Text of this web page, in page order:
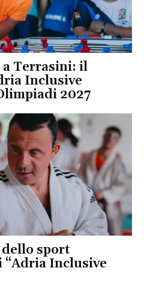
a Terrasini: il
Inclusive
2027
sport
“Adria Inclusive